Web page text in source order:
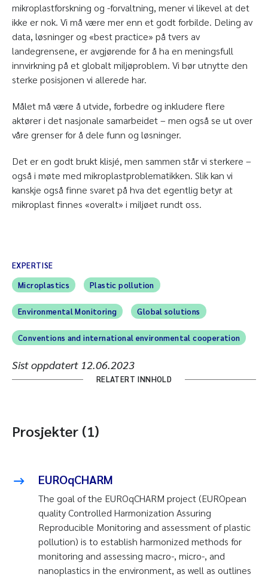
mikroplastforskning og -forvaltning, mener vi likevel at det
ikke er nok. Vi må være mer enn et godt forbilde. Deling av
data, løsninger og «best practice» på tvers av
landegrensene, er avgjørende for å ha en meningsfull
innvirkning på et globalt miljøproblem. Vi bør utnytte den
sterke posisjonen vi allerede har.
Målet må være å utvide, forbedre og inkludere flere
aktører i det nasjonale samarbeidet – men også se ut over
våre grenser for å dele funn og løsninger.
Det er en godt brukt klisjé, men sammen står vi sterkere –
også i møte med mikroplastproblematikken. Slik kan vi
kanskje også finne svaret på hva det egentlig betyr at
mikroplast finnes «overalt» i miljøet rundt oss.
EXPERTISE
Microplastics
Plastic pollution
Environmental Monitoring Global solutions
Conventions and international environmental cooperation
Sist oppdatert 12.06.2023
RELATERT INNHOLD
Prosjekter (1)
EUROqCHARM
The goal of the EUROqCHARM project (EUROpean
quality Controlled Harmonization Assuring
Reproducible Monitoring and assessment of plastic
pollution) is to establish harmonized methods for
monitoring and assessing macro-, micro-, and
nanoplastics in the environment, as well as outlines